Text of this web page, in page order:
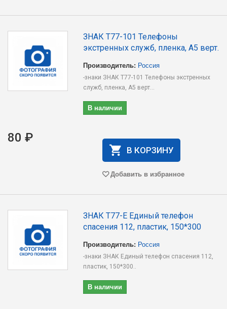
ЗНАК T77-101 Телефоны
экстренных служб, пленка, А5 верт.
Производитель: Россия
-знаки ЗНАК T77-101 Телефоны экстренных
служб, пленка, А5 верт...
В наличии
80 ₽
В КОРЗИНУ
Добавить в избранное
ЗНАК T77-Е Единый телефон
спасения 112, пластик, 150*300
Производитель: Россия
-знаки ЗНАК Единый телефон спасения 112,
пластик, 150*300..
В наличии